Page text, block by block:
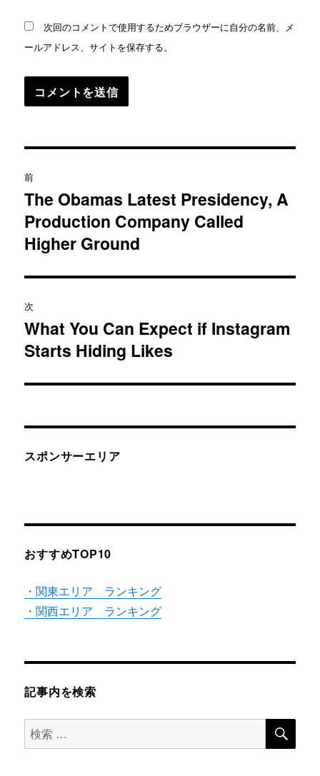
次回のコメントで使用するためブラウザーに自分の名前、メ
ールアドレス、サイトを保存する。
稿
ナ
ビ
ゲ
ー
シ
前
過
去
の
稿:
The Obamas Latest Presidency, A
Production Company Called
Higher Ground
次
次
の
稿:
What You Can Expect if Instagram
Starts Hiding Likes
スポンサーエリア
おすすめTOP10
・関東エリア ランキング
・関西エリア ランキング
記事内を検索
検
索
検